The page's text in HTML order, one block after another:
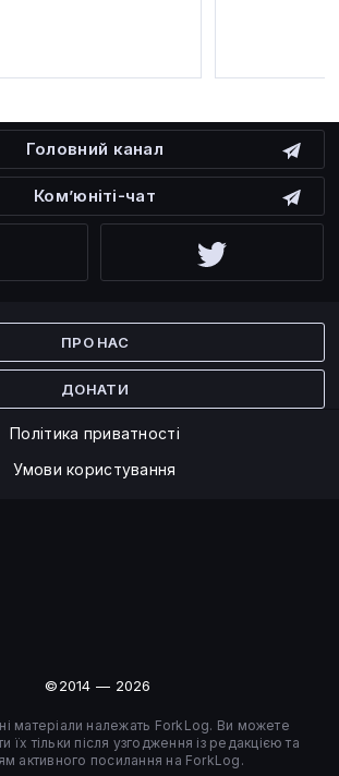
Головний канал
Ком’юніті-чат
ПРО НАС
ДОНАТИ
Політика приватності
Умови користування
©2014 — 2026
матеріали належать ForkLog. Ви можете
їх тільки після узгодження із редакцією та
активного посилання на ForkLog.